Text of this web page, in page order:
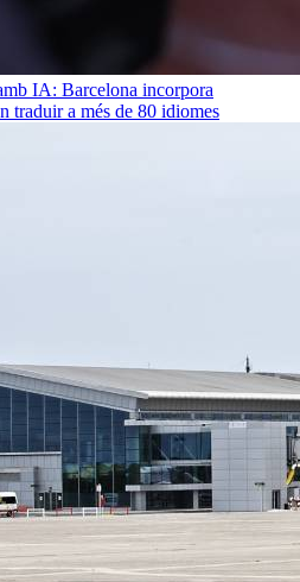
IA: Barcelona incorpora
traduir a més de 80 idiomes